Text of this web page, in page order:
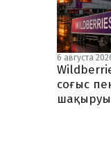
6 августа
соғыс
шақыруы